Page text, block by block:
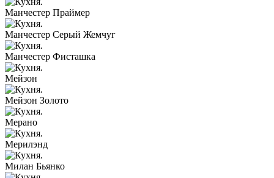
Манчестер Праймер
Манчестер Серый Жемчуг
Манчестер Фисташка
Мейзон
Мейзон Золото
Мерано
Мерилэнд
Милан Бьянко